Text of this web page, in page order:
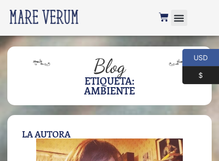
Blog
ETIQUETA:
AMBIENTE
LA AUTORA
USD
$